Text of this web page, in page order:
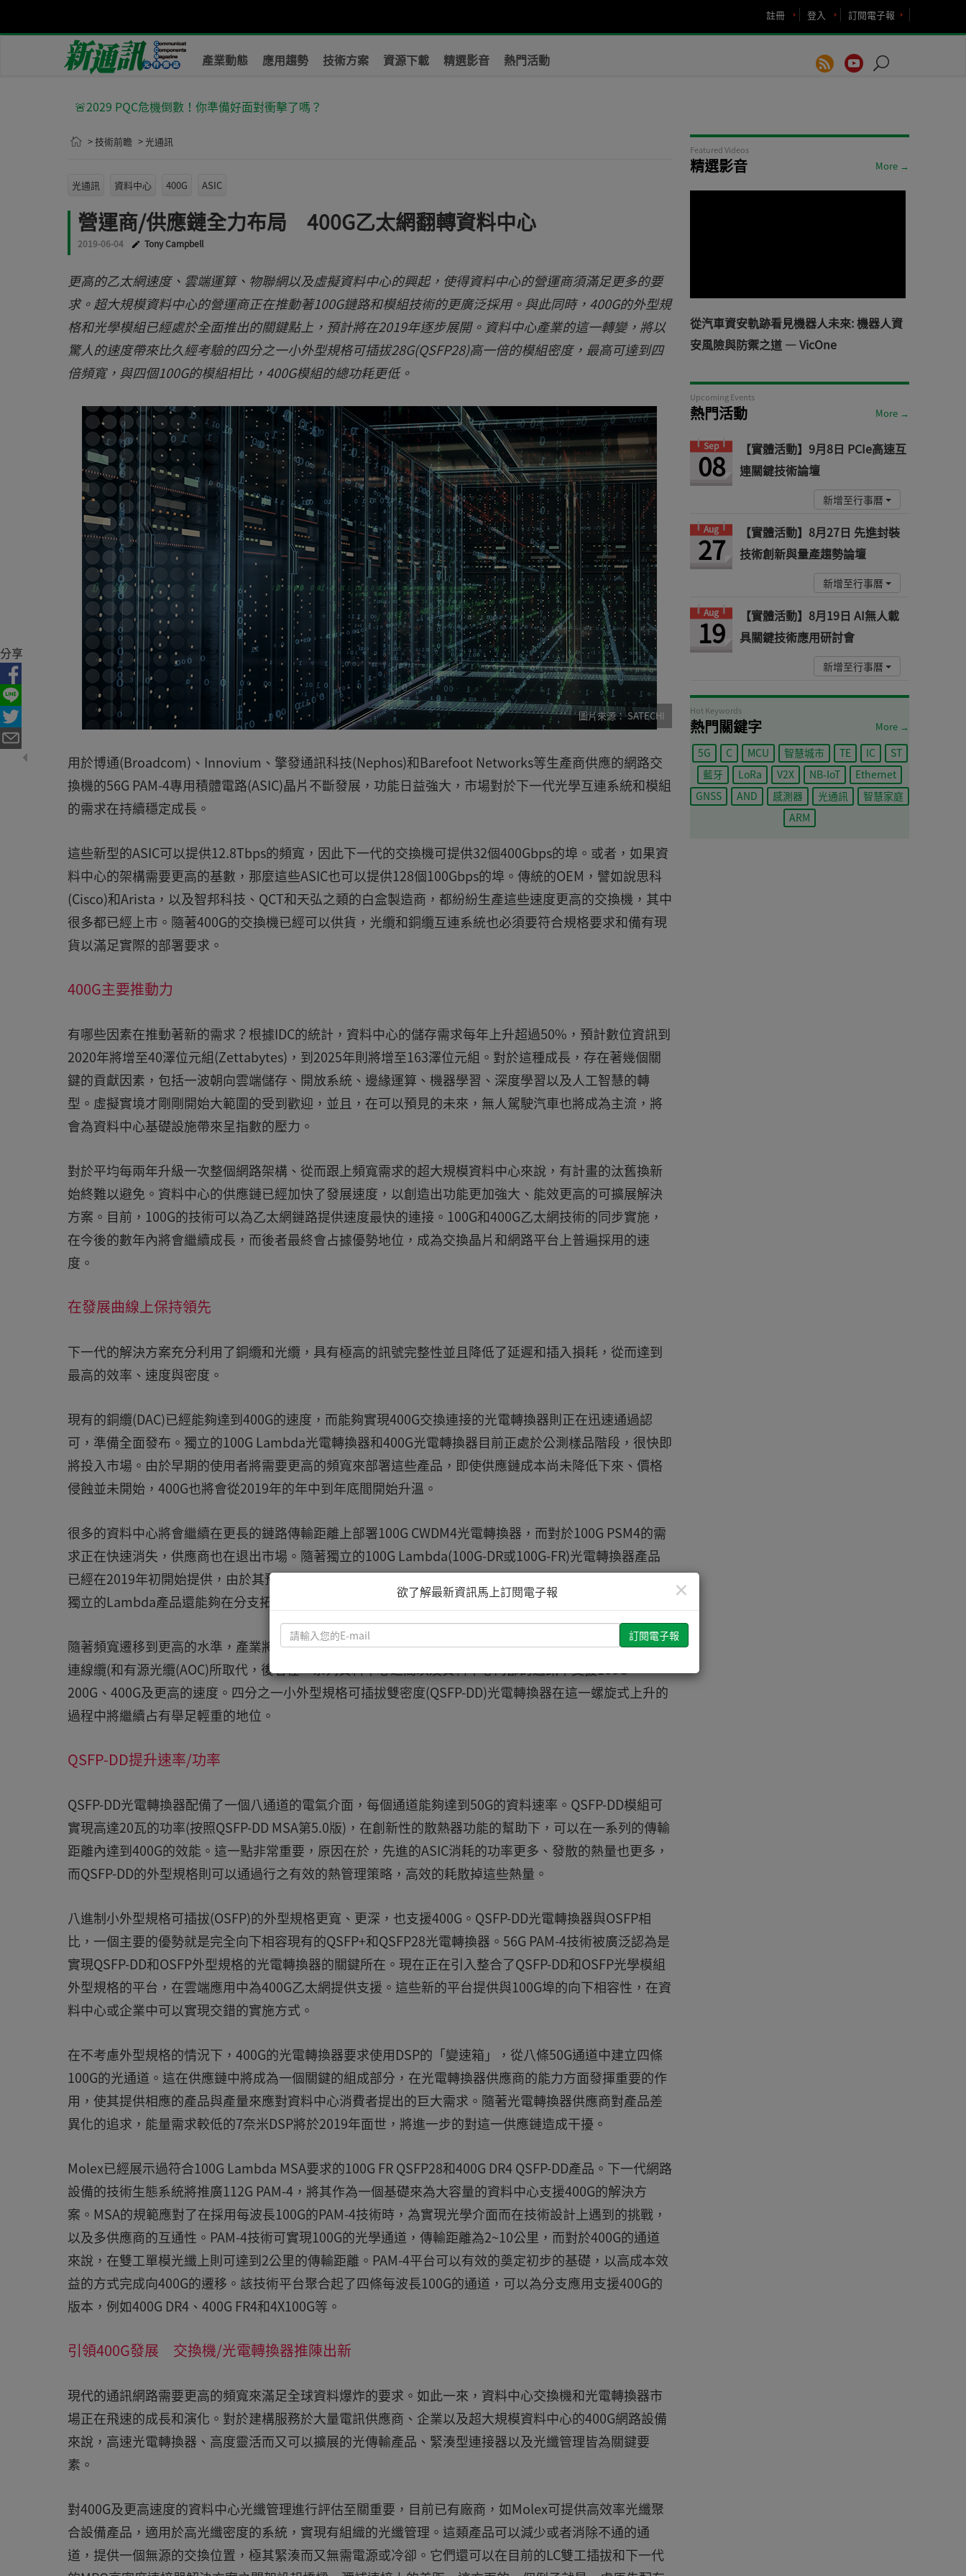
訂閱電子報
登入
註冊
產業動態 應用趨勢 技術方案 資源下載 精選影音 熱門活動
🚨2029 PQC危機倒數！你準備好面對衝擊了嗎？
> 技術前瞻 > 光通訊
光通訊 資料中心 400G ASIC
營運商/供應鏈全力布局 400G乙太網翻轉資料中心
2019-06-04 Tony Campbell
更高的乙太網速度、雲端運算、物聯網以及虛擬資料中心的興起，使得資料中心的營運商須滿足更多的要
求。超大規模資料中心的營運商正在推動著100G鏈路和模組技術的更廣泛採用。與此同時，400G的外型規
格和光學模組已經處於全面推出的關鍵點上，預計將在2019年逐步展開。資料中心產業的這一轉變，將以
驚人的速度帶來比久經考驗的四分之一小外型規格可插拔28G(QSFP28)高一倍的模組密度，最高可達到四
倍頻寬，與四個100G的模組相比，400G模組的總功耗更低。
SATECHI
用於博通(Broadcom)、Innovium、擎發通訊科技(Nephos)和Barefoot Networks等生產商供應的網路交
換機的56G PAM-4專用積體電路(ASIC)晶片不斷發展，功能日益強大，市場對於下一代光學互連系統和模組
的需求在持續穩定成長。
這些新型的ASIC可以提供12.8Tbps的頻寬，因此下一代的交換機可提供32個400Gbps的埠。或者，如果資
料中心的架構需要更高的基數，那麼這些ASIC也可以提供128個100Gbps的埠。傳統的OEM，譬如說思科
(Cisco)和Arista，以及智邦科技、QCT和天弘之類的白盒製造商，都紛紛生產這些速度更高的交換機，其中
很多都已經上市。隨著400G的交換機已經可以供貨，光纜和銅纜互連系統也必須要符合規格要求和備有現
貨以滿足實際的部署要求。
400G主要推動力
有哪些因素在推動著新的需求？根據IDC的統計，資料中心的儲存需求每年上升超過50%，預計數位資訊到
2020年將增至40澤位元組(Zettabytes)，到2025年則將增至163澤位元組。對於這種成長，存在著幾個關
鍵的貢獻因素，包括一波朝向雲端儲存、開放系統、邊緣運算、機器學習、深度學習以及人工智慧的轉
型。虛擬實境才剛剛開始大範圍的受到歡迎，並且，在可以預見的未來，無人駕駛汽車也將成為主流，將
會為資料中心基礎設施帶來呈指數的壓力。
對於平均每兩年升級一次整個網路架構、從而跟上頻寬需求的超大規模資料中心來說，有計畫的汰舊換新
始終難以避免。資料中心的供應鏈已經加快了發展速度，以創造出功能更加強大、能效更高的可擴展解決
方案。目前，100G的技術可以為乙太網鏈路提供速度最快的連接。100G和400G乙太網技術的同步實施，
在今後的數年內將會繼續成長，而後者最終會占據優勢地位，成為交換晶片和網路平台上普遍採用的速
度。
在發展曲線上保持領先
下一代的解決方案充分利用了銅纜和光纜，具有極高的訊號完整性並且降低了延遲和插入損耗，從而達到
最高的效率、速度與密度。
現有的銅纜(DAC)已經能夠達到400G的速度，而能夠實現400G交換連接的光電轉換器則正在迅速通過認
可，準備全面發布。獨立的100G Lambda光電轉換器和400G光電轉換器目前正處於公測樣品階段，很快即
將投入市場。由於早期的使用者將需要更高的頻寬來部署這些產品，即使供應鏈成本尚未降低下來、價格
侵蝕並未開始，400G也將會從2019年的年中到年底間開始升溫。
很多的資料中心將會繼續在更長的鏈路傳輸距離上部署100G CWDM4光電轉換器，而對於100G PSM4的需
求正在快速消失，供應商也在退出市場。隨著獨立的100G Lambda(100G-DR或100G-FR)光電轉換器產品
已經在2019年初開始提供，由於其預期價格較低，因此預計這些產品將搶占100G CWDM4的市場；此外，
獨立的Lambda產品還能夠在分支拓撲結構中實現與400G光電轉換器的直接交互作業。
隨著頻寬遷移到更高的水準，產業將繼續見證10G和40G技術的逐步淘汰，這些技術已經被光電轉換器、直
連線纜(和有源光纜(AOC)所取代，後者在一系列資料中心之間以及資料中心內部的通訊中支援100G、
200G、400G及更高的速度。四分之一小外型規格可插拔雙密度(QSFP-DD)光電轉換器在這一螺旋式上升的
過程中將繼續占有舉足輕重的地位。
QSFP-DD提升速率/功率
QSFP-DD光電轉換器配備了一個八通道的電氣介面，每個通道能夠達到50G的資料速率。QSFP-DD模組可
實現高達20瓦的功率(按照QSFP-DD MSA第5.0版)，在創新性的散熱器功能的幫助下，可以在一系列的傳輸
距離內達到400G的效能。這一點非常重要，原因在於，先進的ASIC消耗的功率更多、發散的熱量也更多，
而QSFP-DD的外型規格則可以通過行之有效的熱管理策略，高效的耗散掉這些熱量。
八進制小外型規格可插拔(OSFP)的外型規格更寬、更深，也支援400G。QSFP-DD光電轉換器與OSFP相
比，一個主要的優勢就是完全向下相容現有的QSFP+和QSFP28光電轉換器。56G PAM-4技術被廣泛認為是
實現QSFP-DD和OSFP外型規格的光電轉換器的關鍵所在。現在正在引入整合了QSFP-DD和OSFP光學模組
外型規格的平台，在雲端應用中為400G乙太網提供支援。這些新的平台提供與100G埠的向下相容性，在資
料中心或企業中可以實現交錯的實施方式。
在不考慮外型規格的情況下，400G的光電轉換器要求使用DSP的「變速箱」，從八條50G通道中建立四條
100G的光通道。這在供應鏈中將成為一個關鍵的組成部分，在光電轉換器供應商的能力方面發揮重要的作
用，使其提供相應的產品與產量來應對資料中心消費者提出的巨大需求。隨著光電轉換器供應商對產品差
異化的追求，能量需求較低的7奈米DSP將於2019年面世，將進一步的對這一供應鏈造成干擾。
Molex已經展示過符合100G Lambda MSA要求的100G FR QSFP28和400G DR4 QSFP-DD產品。下一代網路
設備的技術生態系統將推廣112G PAM-4，將其作為一個基礎來為大容量的資料中心支援400G的解決方
案。MSA的規範應對了在採用每波長100G的PAM-4技術時，為實現光學介面而在技術設計上遇到的挑戰，
以及多供應商的互通性。PAM-4技術可實現100G的光學通道，傳輸距離為2~10公里，而對於400G的通道
來說，在雙工單模光纖上則可達到2公里的傳輸距離。PAM-4平台可以有效的奠定初步的基礎，以高成本效
益的方式完成向400G的遷移。該技術平台聚合起了四條每波長100G的通道，可以為分支應用支援400G的
版本，例如400G DR4、400G FR4和4X100G等。
引領400G發展 交換機/光電轉換器推陳出新
現代的通訊網路需要更高的頻寬來滿足全球資料爆炸的要求。如此一來，資料中心交換機和光電轉換器市
場正在飛速的成長和演化。對於建構服務於大量電訊供應商、企業以及超大規模資料中心的400G網路設備
來說，高速光電轉換器、高度靈活而又可以擴展的光傳輸產品、緊湊型連接器以及光纖管理皆為關鍵要
素。
對400G及更高速度的資料中心光纖管理進行評估至關重要，目前已有廠商，如Molex可提供高效率光纖聚
合設備產品，適用於高光纖密度的系統，實現有組織的光纖管理。這類產品可以減少或者消除不通的通
道，提供一個無源的交換位置，極其緊湊而又無需電源或冷卻。它們還可以在目前的LC雙工插拔和下一代
Featured Videos
精選影音 More →
從汽車資安軌跡看見機器人未來: 機器人資
安風險與防禦之道 — VicOne
Upcoming Events
熱門活動 More →
Sep
08
【實體活動】9月8日 PCIe高速互
連關鍵技術論壇
新增至行事曆
Aug
27
【實體活動】8月27日 先進封裝
技術創新與量產趨勢論壇
新增至行事曆
Aug
19
【實體活動】8月19日 AI無人載
具關鍵技術應用研討會
新增至行事曆
Hot Keywords
熱門關鍵字 More →
5G C MCU 智慧城市 TE IC
ST
藍牙
LoRa V2X NB-IoT
Ethernet
GNSS
AND 感測器 光通訊
智慧家庭
ARM
分享
×
欲了解最新資訊馬上訂閱電子報
輸
您
的